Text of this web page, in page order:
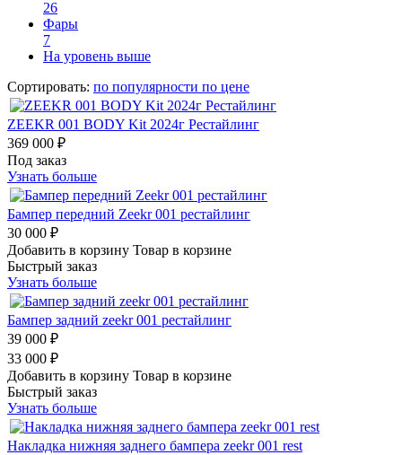
26
Фары
7
На уровень выше
Сортировать: по популярности по цене
ZEEKR 001 BODY Kit 2024г Рестайлинг
369 000 ₽
Под заказ
Узнать больше
Бампер передний Zeekr 001 рестайлинг
30 000 ₽
Добавить в корзину Товар в корзине
Быстрый заказ
Узнать больше
Бампер задний zeekr 001 рестайлинг
39 000 ₽
33 000 ₽
Добавить в корзину Товар в корзине
Быстрый заказ
Узнать больше
Накладка нижняя заднего бампера zeekr 001 rest